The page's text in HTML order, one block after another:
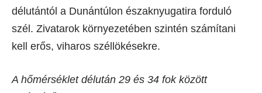
délutántól a Dunántúlon északnyugatira forduló
szél. Zivatarok környezetében szintén számítani
kell erős, viharos széllökésekre.
A hőmérséklet délután 29 és 34 fok között